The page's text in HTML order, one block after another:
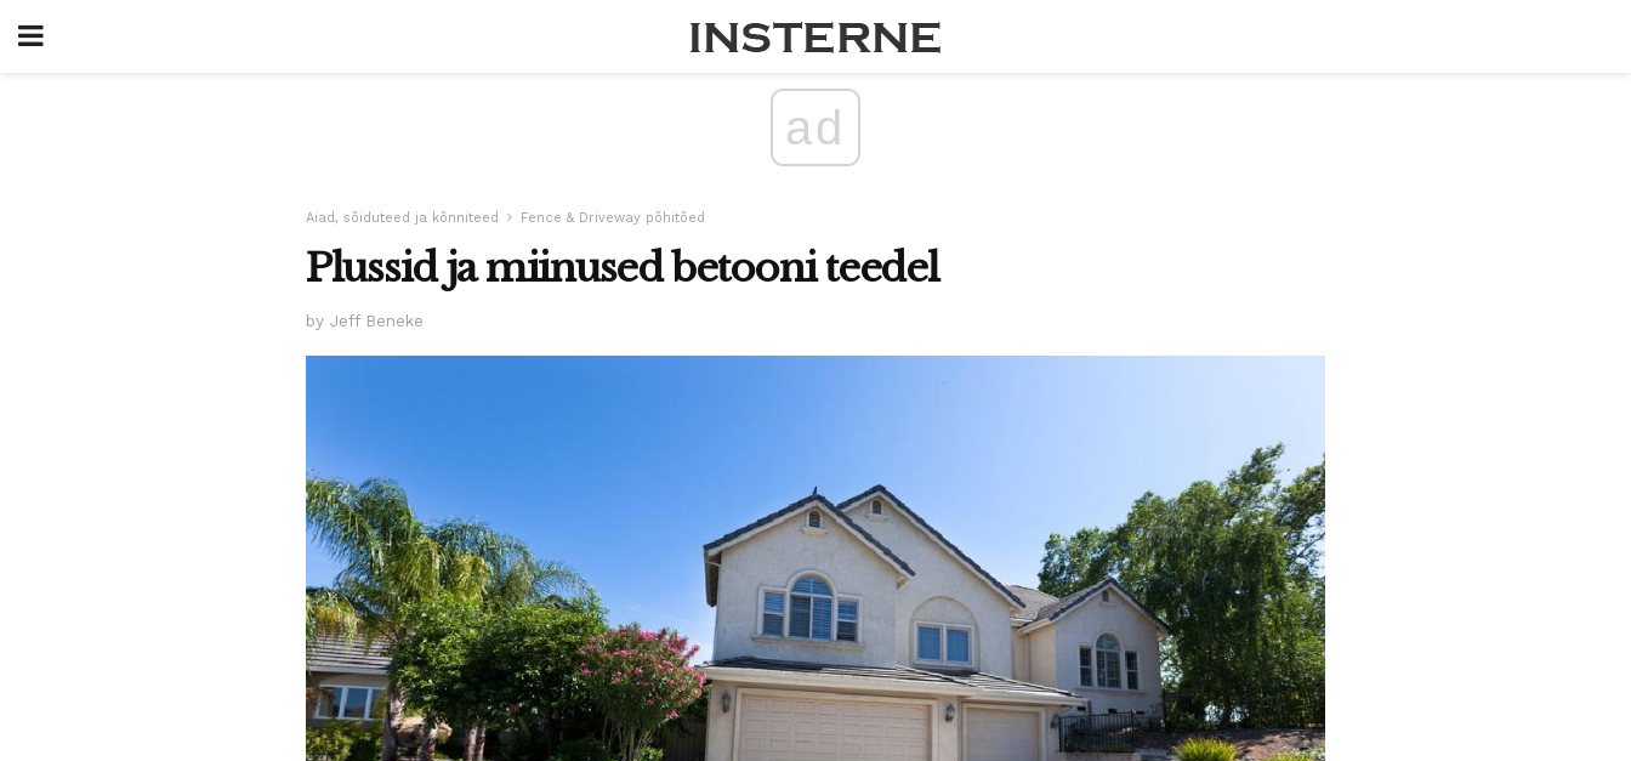
ad
Aiad, sõiduteed ja kõnniteed Fence & Driveway põhitõed
Plussid ja miinused betooni teedel
by Jeff Beneke